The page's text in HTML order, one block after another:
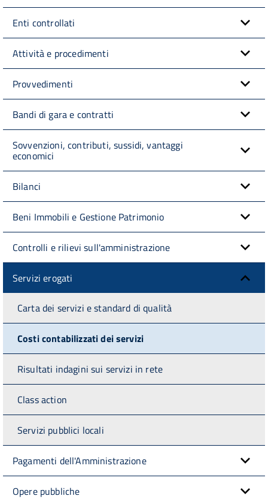
Enti controllati
Attività e procedimenti
Provvedimenti
Bandi di gara e contratti
Sovvenzioni, contributi, sussidi, vantaggi
economici
Bilanci
Beni Immobili e Gestione Patrimonio
Controlli e rilievi sull'amministrazione
Servizi erogati
Carta dei servizi e standard di qualità
Costi contabilizzati dei servizi
Risultati indagini sui servizi in rete
Class action
Servizi pubblici locali
Pagamenti dell'Amministrazione
Opere pubbliche